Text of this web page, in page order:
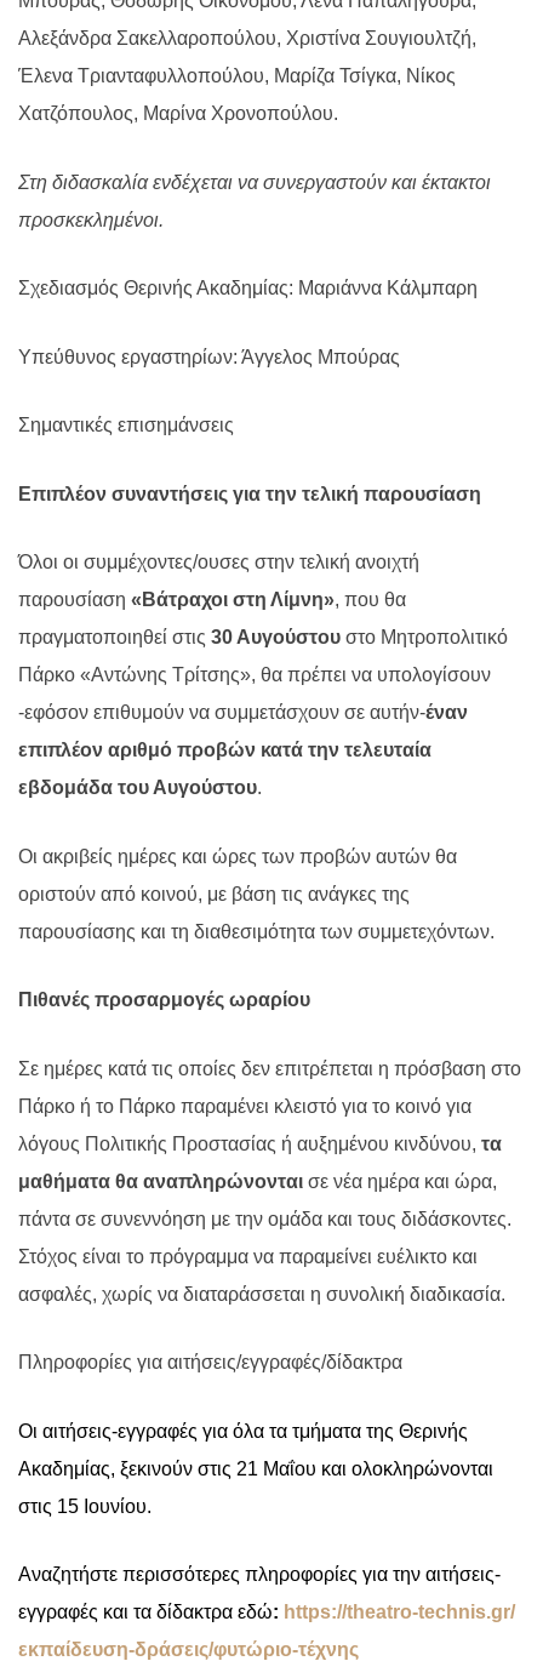
Αλεξάνδρα Σακελλαροπούλου, Χριστίνα Σουγιουλτζή,
Έλενα Τριανταφυλλοπούλου, Μαρίζα Τσίγκα, Νίκος
Χατζόπουλος, Μαρίνα Χρονοπούλου.
Στη διδασκαλία ενδέχεται να συνεργαστούν και έκτακτοι
προσκεκλημένοι.
Σχεδιασμός Θερινής Ακαδημίας: Μαριάννα Κάλμπαρη
Υπεύθυνος εργαστηρίων: Άγγελος Μπούρας
Σημαντικές επισημάνσεις
Επιπλέον συναντήσεις για την τελική παρουσίαση
Όλοι οι συμμέχοντες/ουσες στην τελική ανοιχτή
παρουσίαση «Βάτραχοι στη Λίμνη», που θα
πραγματοποιηθεί στις 30 Αυγούστου στο Μητροπολιτικό
Πάρκο «Αντώνης Τρίτσης», θα πρέπει να υπολογίσουν
-εφόσον επιθυμούν να συμμετάσχουν σε αυτήν-έναν
επιπλέον αριθμό προβών κατά την τελευταία
εβδομάδα του Αυγούστου.
Οι ακριβείς ημέρες και ώρες των προβών αυτών θα
οριστούν από κοινού, με βάση τις ανάγκες της
παρουσίασης και τη διαθεσιμότητα των συμμετεχόντων.
Πιθανές προσαρμογές ωραρίου
Σε ημέρες κατά τις οποίες δεν επιτρέπεται η πρόσβαση στο
Πάρκο ή το Πάρκο παραμένει κλειστό για το κοινό για
λόγους Πολιτικής Προστασίας ή αυξημένου κινδύνου, τα
μαθήματα θα αναπληρώνονται σε νέα ημέρα και ώρα,
πάντα σε συνεννόηση με την ομάδα και τους διδάσκοντες.
Στόχος είναι το πρόγραμμα να παραμείνει ευέλικτο και
ασφαλές, χωρίς να διαταράσσεται η συνολική διαδικασία.
Πληροφορίες για αιτήσεις/εγγραφές/δίδακτρα
Οι αιτήσεις-εγγραφές για όλα τα τμήματα της Θερινής
Ακαδημίας, ξεκινούν στις 21 Μαΐου και ολοκληρώνονται
στις 15 Ιουνίου.
Αναζητήστε περισσότερες πληροφορίες για την αιτήσεις-
εγγραφές και τα δίδακτρα εδώ: https://theatro-technis.gr/
εκπαίδευση-δράσεις/φυτώριο-τέχνης